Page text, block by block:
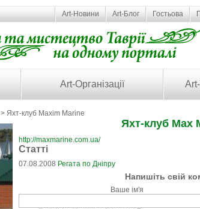
Art-Новини Art-Блог Гостьова
Art-Організації
> Яхт-клуб Maxim Marine
Яхт-клуб Max
http://maxmarine.com.ua/
Статті
07.08.2008 Регата по Дніпру
Напишіть свій
Ваше ім'я